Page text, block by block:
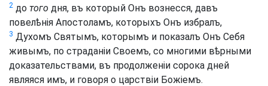
2 до того дня, въ который Онъ вознесся, давъ
повелѣнія Апостоламъ, которыхъ Онъ избралъ,
3 Духомъ Святымъ, которымъ и показалъ Онъ Себя
живымъ, по страданіи Своемъ, со многими вѣрными
доказательствами, въ продолженіи сорока дней
являяся имъ, и говоря о царствіи Божіемъ.